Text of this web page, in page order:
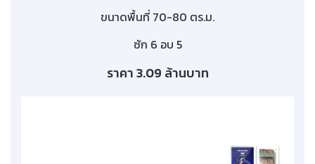
ขนาดพื้นที่ 70-80 ตร.ม.
ซัก 6 อบ 5
ราคา 3.09 ล้านบาท